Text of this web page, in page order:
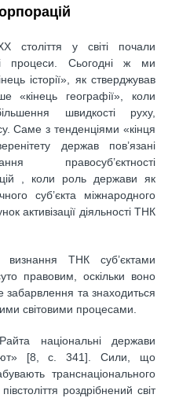
століття у світі почали
процеси. Сьогодні ж ми
історії», як стверджував
«кінець географії», коли
швидкості руху,
Саме з тенденціями «кінця
держав пов’язані
правосуб’єктності
, коли роль держави як
суб’єкта міжнародного
активізації діяльності ТНК
ТНК суб’єктами
правовим, оскільки воно
забарвлення та знаходиться
світовими процесами.
національні держави
[8, с. 341]. Сили, що
транснаціонального
роздрібнений світ